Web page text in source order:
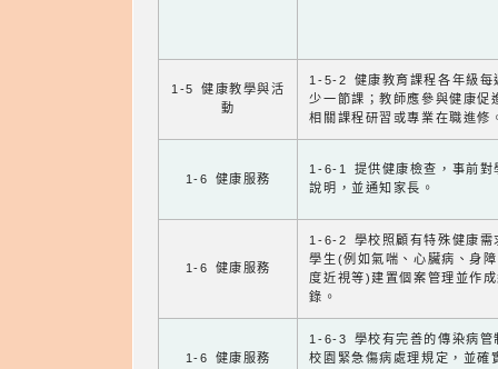
1-5 健康教學與活
動
1-5-2 健康教育課程各年級每
少一節課；教師應參與健康促
相關課程研習或專業在職進修
1-6 健康服務
1-6-1 提供健康檢查，事前對
說明，並通知家長。
1-6 健康服務
1-6-2 學校照顧有特殊健康需
學生(例如氣喘、心臟病、身
度近視等)建置個案管理並作
錄。
1-6 健康服務
1-6-3 學校有完善的傳染病管
校園緊急傷病處理規定，並確